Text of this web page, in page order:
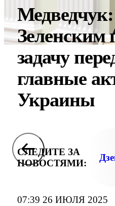
07:39 26 ИЮЛЯ 2025
Медведчук:
Зеленским
задачу
главные
Украины
СЛЕДИТЕ ЗА
НОВОСТЯМИ: